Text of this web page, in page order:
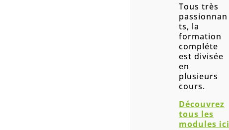
Tous très
passionnan
ts, la
formation
compléte
est divisée
en
plusieurs
cours.
Découvrez
tous les
modules ici